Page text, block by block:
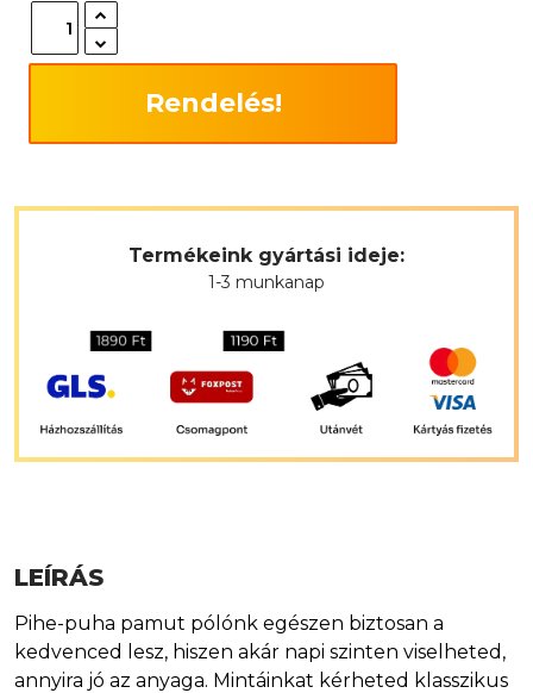
Rendelés!
Termékeink gyártási ideje:
1-3 munkanap
LEÍRÁS
Pihe-puha pamut pólónk egészen biztosan a
kedvenced lesz, hiszen akár napi szinten viselheted,
annyira jó az anyaga. Mintáinkat kérheted klasszikus